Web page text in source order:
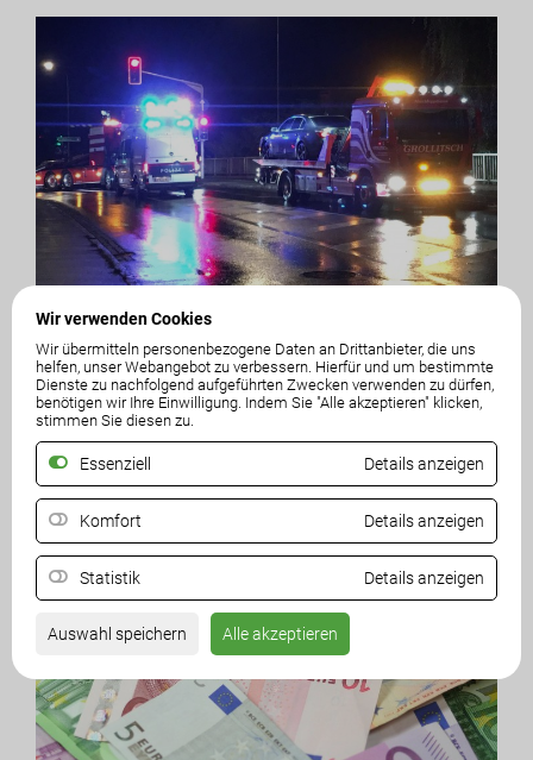
Wir verwenden Cookies
Wir übermitteln personenbezogene Daten an Drittanbieter, die uns
helfen, unser Webangebot zu verbessern. Hierfür und um bestimmte
Dienste zu nachfolgend aufgeführten Zwecken verwenden zu dürfen,
benötigen wir Ihre Einwilligung. Indem Sie "Alle akzeptieren" klicken,
stimmen Sie diesen zu.
Essenziell Details anzeigen
Komfort Details anzeigen
Statistik Details anzeigen
Auswahl speichern Alle akzeptieren
02. November 2024
Entschärfung der Tiroler Brücke in Villach
Verkehrsreferent muss zum Wohle der Sicherheit tätig werden
MEHR LESEN